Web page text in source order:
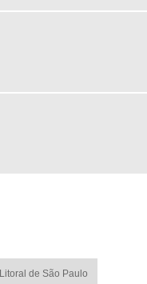
Litoral de São Paulo